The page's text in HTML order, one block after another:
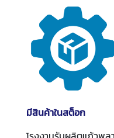
มีสินค้าในสต็อก